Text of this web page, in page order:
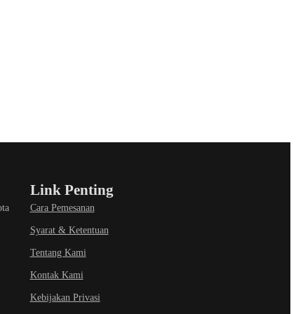
Link Penting
Cara Pemesanan
Syarat & Ketentuan
Tentang Kami
Kontak Kami
Kebijakan Privasi